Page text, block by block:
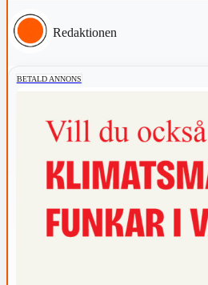
Redaktionen
BETALD ANNONS